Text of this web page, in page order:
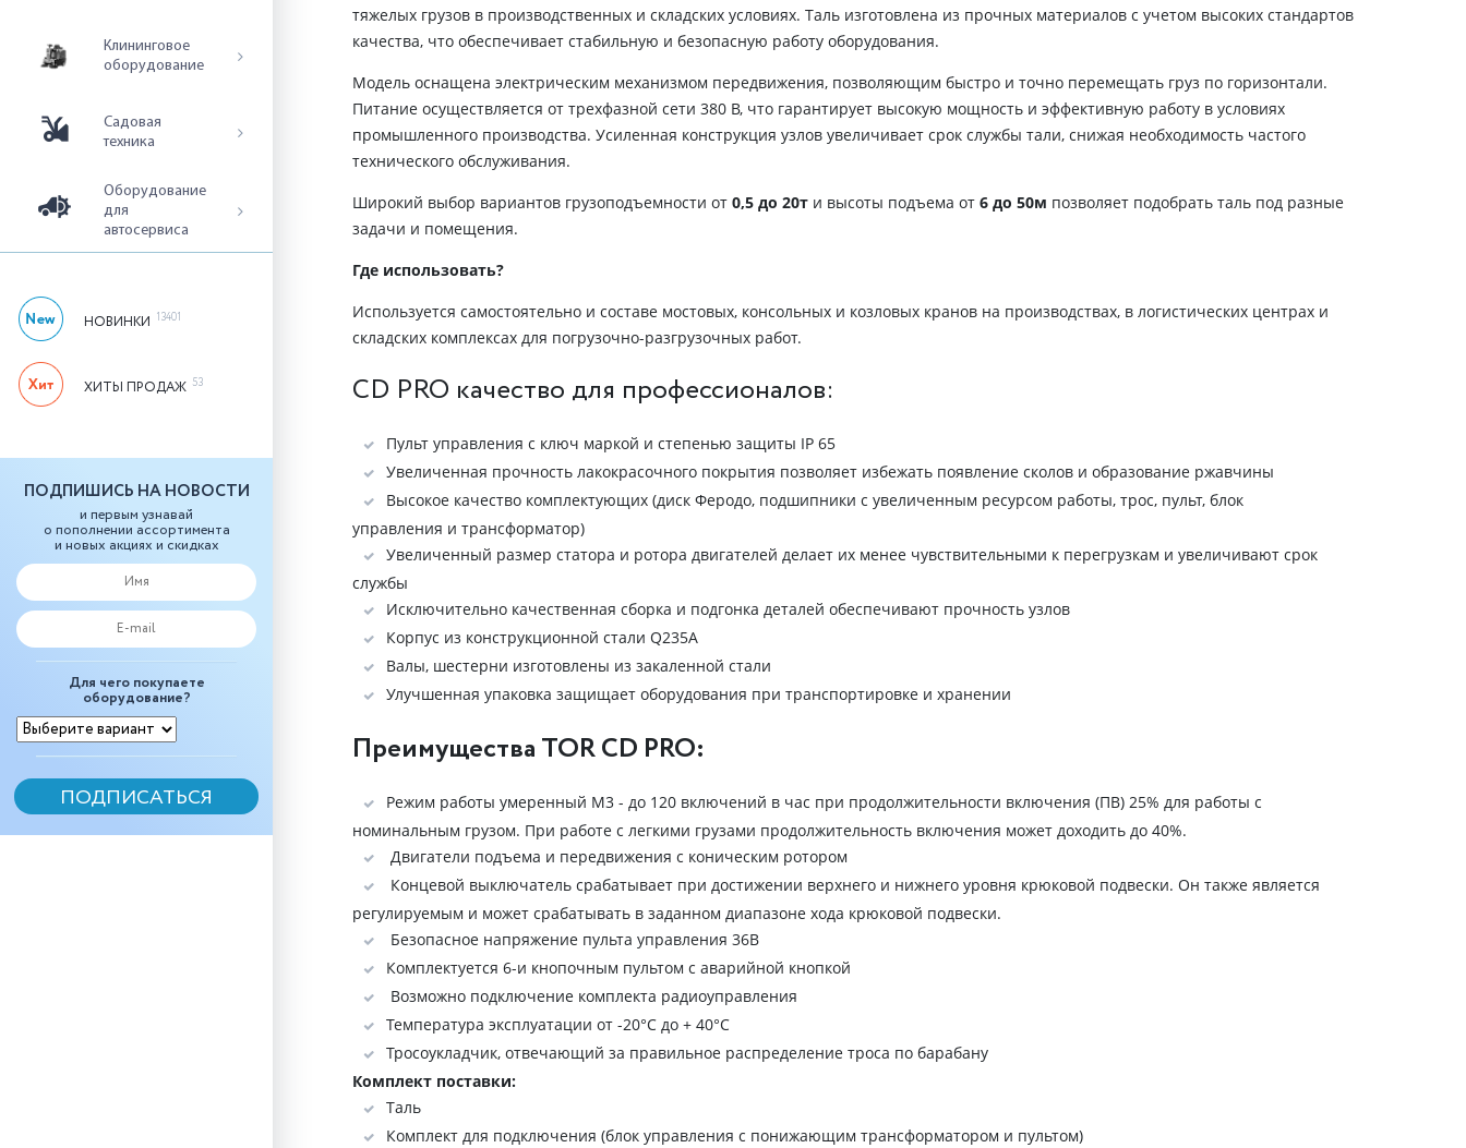
Клининговое
оборудование
Садовая
техника
Оборудование
для
автосервиса
НОВИНКИ 13401
ХИТЫ ПРОДАЖ 53
ПОДПИШИСЬ НА НОВОСТИ
и первым узнавай
о пополнении ассортимента
и новых акциях и скидках
Для чего покупаете
оборудование?
тяжелых грузов в производственных и складских условиях. Таль изготовлена из прочных материалов с учетом высоких стандартов
качества, что обеспечивает стабильную и безопасную работу оборудования.
Модель оснащена электрическим механизмом передвижения, позволяющим быстро и точно перемещать груз по горизонтали.
Питание осуществляется от трехфазной сети 380 В, что гарантирует высокую мощность и эффективную работу в условиях
промышленного производства. Усиленная конструкция узлов увеличивает срок службы тали, снижая необходимость частого
технического обслуживания.
Широкий выбор вариантов грузоподъемности от 0,5 до 20т и высоты подъема от 6 до 50м позволяет подобрать таль под разные
задачи и помещения.
Где использовать?
Используется самостоятельно и составе мостовых, консольных и козловых кранов на производствах, в логистических центрах и
складских комплексах для погрузочно-разгрузочных работ.
CD PRO качество для профессионалов:
Пульт управления с ключ маркой и степенью защиты IP 65
Увеличенная прочность лакокрасочного покрытия позволяет избежать появление сколов и образование ржавчины
Высокое качество комплектующих (диск Феродо, подшипники с увеличенным ресурсом работы, трос, пульт, блок
управления и трансформатор)
Увеличенный размер статора и ротора двигателей делает их менее чувствительными к перегрузкам и увеличивают срок
службы
Исключительно качественная сборка и подгонка деталей обеспечивают прочность узлов
Корпус из конструкционной стали Q235A
Валы, шестерни изготовлены из закаленной стали
Улучшенная упаковка защищает оборудования при транспортировке и хранении
Преимущества TOR CD PRO:
Режим работы умеренный М3 - до 120 включений в час при продолжительности включения (ПВ) 25% для работы с
номинальным грузом. При работе с легкими грузами продолжительность включения может доходить до 40%.
Двигатели подъема и передвижения с коническим ротором
Концевой выключатель срабатывает при достижении верхнего и нижнего уровня крюковой подвески. Он также является
регулируемым и может срабатывать в заданном диапазоне хода крюковой подвески.
Безопасное напряжение пульта управления 36В
Комплектуется 6-и кнопочным пультом с аварийной кнопкой
Возможно подключение комплекта радиоуправления
Температура эксплуатации от -20°C до + 40°C
Тросоукладчик, отвечающий за правильное распределение троса по барабану
Комплект поставки:
Таль
Комплект для подключения (блок управления с понижающим трансформатором и пультом)